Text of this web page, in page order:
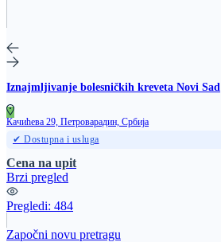
Iznajmljivanje bolesničkih kreveta Novi Sad
Качићева 29, Петроварадин, Србија
✔ Dostupna i usluga
Cena na upit
Brzi pregled
Pregledi: 484
Započni novu pretragu